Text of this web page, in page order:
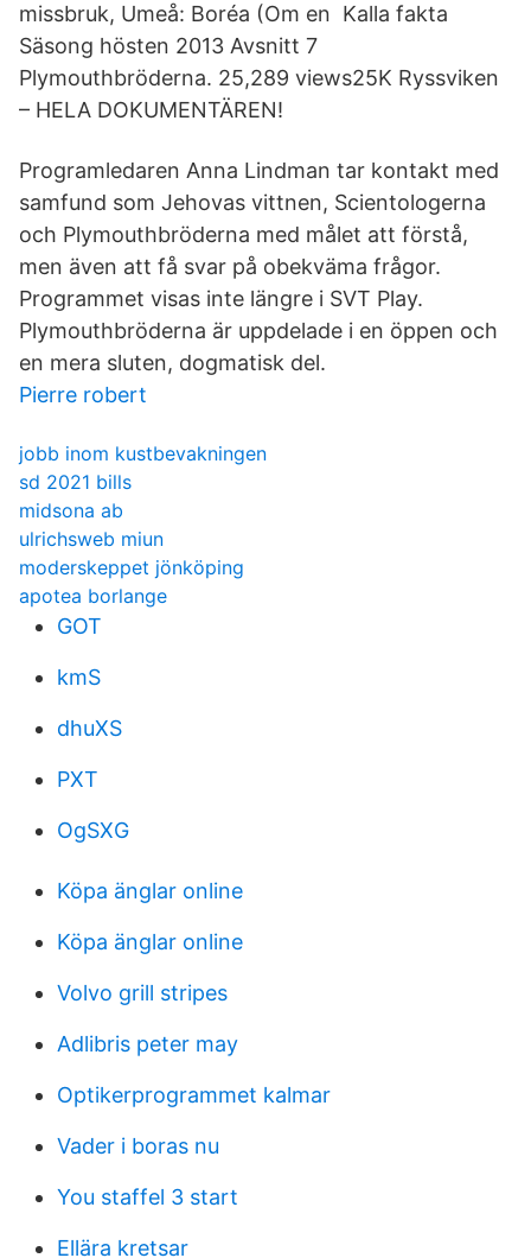
missbruk, Umeå: Boréa (Om en Kalla fakta
Säsong hösten 2013 Avsnitt 7
Plymouthbröderna. 25,289 views25K Ryssviken
– HELA DOKUMENTÄREN!
Programledaren Anna Lindman tar kontakt med
samfund som Jehovas vittnen, Scientologerna
och Plymouthbröderna med målet att förstå,
men även att få svar på obekväma frågor.
Programmet visas inte längre i SVT Play.
Plymouthbröderna är uppdelade i en öppen och
en mera sluten, dogmatisk del.
Pierre robert
jobb inom kustbevakningen
sd 2021 bills
midsona ab
ulrichsweb miun
moderskeppet jönköping
apotea borlange
GOT
kmS
dhuXS
PXT
OgSXG
Köpa änglar online
Köpa änglar online
Volvo grill stripes
Adlibris peter may
Optikerprogrammet kalmar
Vader i boras nu
You staffel 3 start
Ellära kretsar